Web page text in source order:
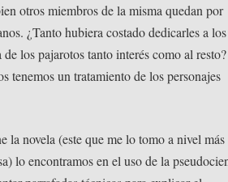
otros miembros de la misma quedan por
¿Tanto hubiera costado dedicarles a los
los pajarotos tanto interés como al
tenemos un tratamiento de los personajes
la novela (este que me lo tomo a nivel más
lo encontramos en el uso de la